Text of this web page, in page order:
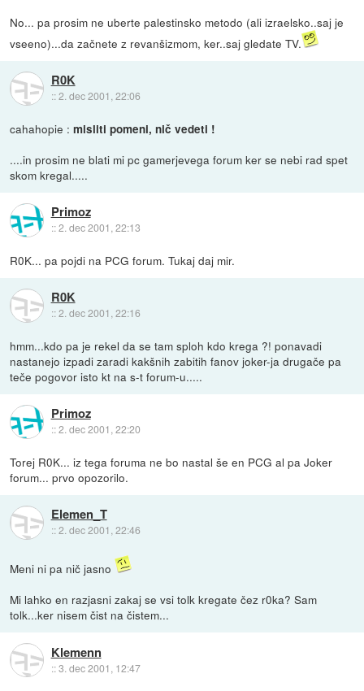
No... pa prosim ne uberte palestinsko metodo (ali izraelsko..saj je
vseeno)...da začnete z revanšizmom, ker..saj gledate TV.
R0K
::2. dec 2001, 22:06
cahahopie :misliti pomeni, nič vedeti !
....in prosim ne blati mi pc gamerjevega forum ker se nebi rad spet
skom kregal.....
Primoz
::2. dec 2001, 22:13
R0K... pa pojdi na PCG forum. Tukaj daj mir.
R0K
::2. dec 2001, 22:16
hmm...kdo pa je rekel da se tam sploh kdo krega ?! ponavadi
nastanejo izpadi zaradi kakšnih zabitih fanov joker-ja drugače pa
teče pogovor isto kt na s-t forum-u.....
Primoz
::2. dec 2001, 22:20
Torej R0K... iz tega foruma ne bo nastal še en PCG al pa Joker
forum... prvo opozorilo.
Elemen_T
::2. dec 2001, 22:46
Meni ni pa nič jasno
Mi lahko en razjasni zakaj se vsi tolk kregate čez r0ka? Sam
tolk...ker nisem čist na čistem...
Klemenn
::3. dec 2001, 12:47